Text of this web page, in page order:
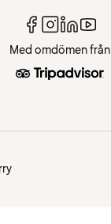
Med omdömen från